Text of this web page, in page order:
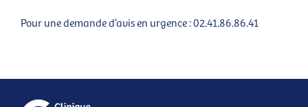
Pour une demande d’avis en urgence : 02.41.86.86.41